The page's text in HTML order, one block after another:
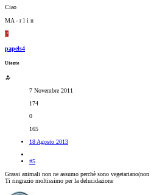
Ciao
MA - r l i n
P
papels4
Utente
7 Novembre 2011
174
0
165
18 Agosto 2013
#5
Grassi animali non ne assumo perchè sono
Ti ringrazio moltissimo per la delucidazione